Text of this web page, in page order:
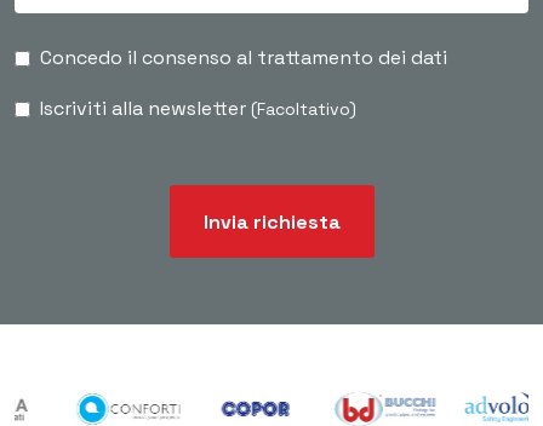
Concedo il consenso al trattamento dei dati
Iscriviti alla newsletter (Facoltativo)
Invia richiesta